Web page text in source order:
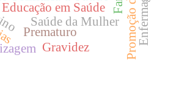
Educação em Saúde
Saúde da Mulher
Prematuro
Gravidez